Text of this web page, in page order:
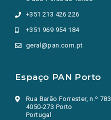
+351 213 426 226
+351 969 954 184
geral@pan.com.pt
Espaço PAN Porto
Rua Barão Forrester, n.º 783
4050-273 Porto
Portugal